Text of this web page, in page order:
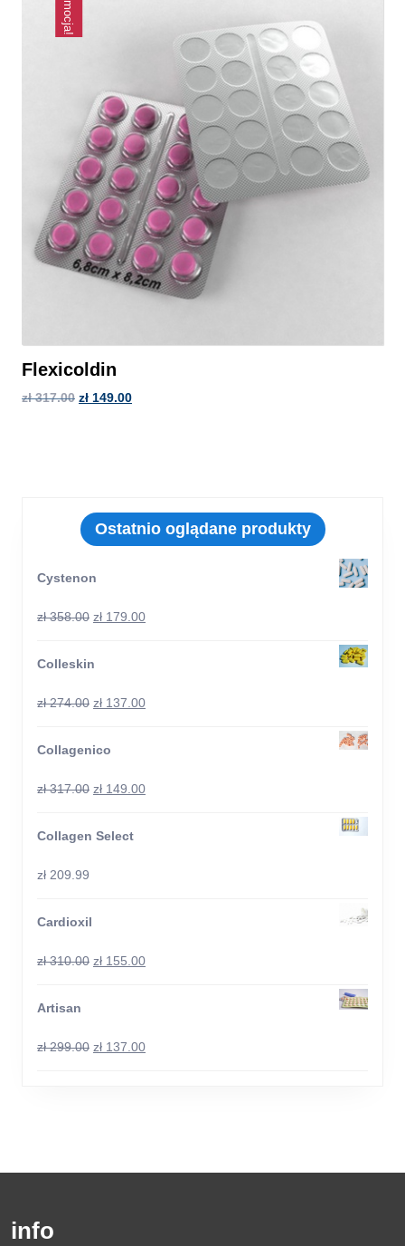
Flexicoldin
zł317.00 zł 149.00
Ostatnio oglądane produkty
Cystenon
zł358.00 zł 179.00
Colleskin
zł274.00 zł 137.00
Collagenico
zł317.00 zł 149.00
Collagen Select
zł 209.99
Cardioxil
zł310.00 zł 155.00
Artisan
zł299.00 zł 137.00
info